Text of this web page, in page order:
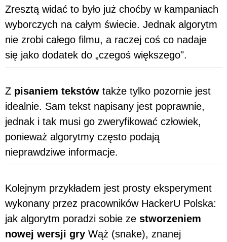
Zresztą widać to było już choćby w kampaniach
wyborczych na całym świecie. Jednak algorytm
nie zrobi całego filmu, a raczej coś co nadaje
się jako dodatek do „czegoś większego".
Z pisaniem tekstów także tylko pozornie jest
idealnie. Sam tekst napisany jest poprawnie,
jednak i tak musi go zweryfikować człowiek,
ponieważ algorytmy często podają
nieprawdziwe informacje.
Kolejnym przykładem jest prosty eksperyment
wykonany przez pracowników HackerU Polska:
jak algorytm poradzi sobie ze stworzeniem
nowej wersji gry Wąż (snake), znanej